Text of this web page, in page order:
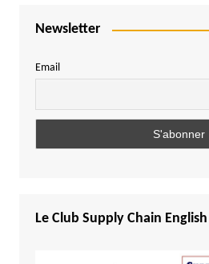
Newsletter
Email
Le Club Supply Chain English